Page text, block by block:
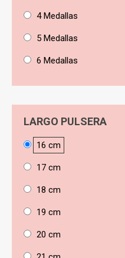
4 Medallas
5 Medallas
6 Medallas
LARGO PULSERA
16 cm
17 cm
18 cm
19 cm
20 cm